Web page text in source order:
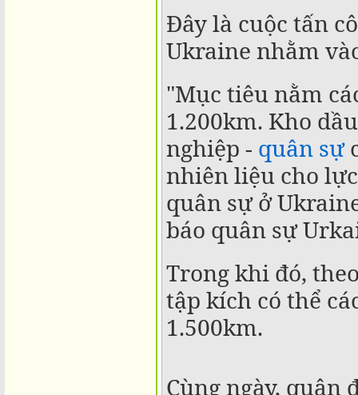
Đây là cuộc tấn
Ukraine nhằm
"Mục tiêu nằm
1.200km. Kho
nghiệp - quân sự
nhiên liệu cho
quân sự ở
báo quân sự
Trong khi đó,
tập kích có thể
1.500km.
Cùng ngày, quân